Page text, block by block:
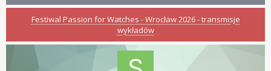
Festiwal Passion for Watches - Wrocław 2026 - transmisje
wykładów